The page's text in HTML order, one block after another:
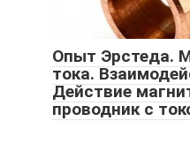
Опыт Эрстеда.
тока.
Действие
проводник с